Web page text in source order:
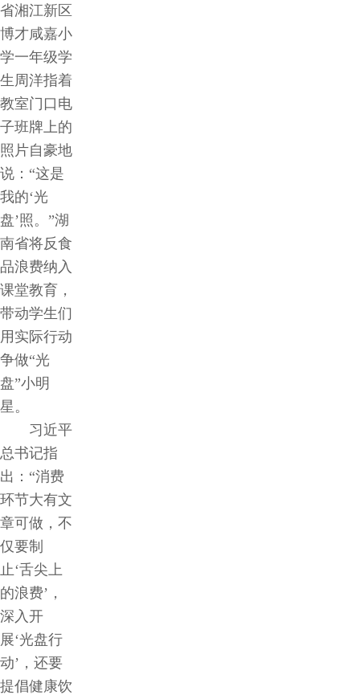
户
智
慧
启
真
关
于
我
们
系
我
们
省湘江新区
博才咸嘉小
学一年级学
生周洋指着
教室门口电
子班牌上的
照片自豪地
说：“这是
我的‘光
盘’照。”湖
南省将反食
品浪费纳入
课堂教育，
带动学生们
用实际行动
争做“光
盘”小明
星。
习近平
总书记指
出：“消费
环节大有文
章可做，不
仅要制
止‘舌尖上
的浪费’，
深入开
展‘光盘行
动’，还要
提倡健康饮